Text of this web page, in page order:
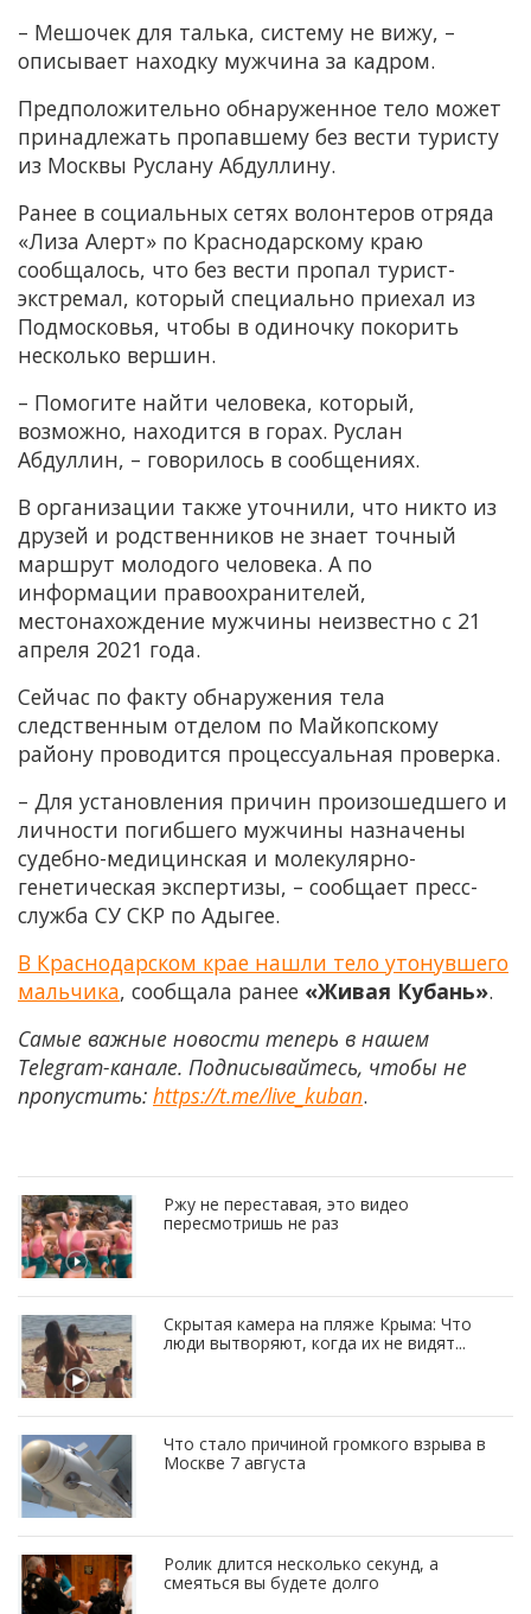
– Мешочек для талька, систему не вижу, –
описывает находку мужчина за кадром.
Предположительно обнаруженное тело может
принадлежать пропавшему без вести туристу
из Москвы Руслану Абдуллину.
Ранее в социальных сетях волонтеров отряда
«Лиза Алерт» по Краснодарскому краю
сообщалось, что без вести пропал турист-
экстремал, который специально приехал из
Подмосковья, чтобы в одиночку покорить
несколько вершин.
– Помогите найти человека, который,
возможно, находится в горах. Руслан
Абдуллин, – говорилось в сообщениях.
В организации также уточнили, что никто из
друзей и родственников не знает точный
маршрут молодого человека. А по
информации правоохранителей,
местонахождение мужчины неизвестно с 21
апреля 2021 года.
Сейчас по факту обнаружения тела
следственным отделом по Майкопскому
району проводится процессуальная проверка.
– Для установления причин произошедшего и
личности погибшего мужчины назначены
судебно-медицинская и молекулярно-
генетическая экспертизы, – сообщает пресс-
служба СУ СКР по Адыгее.
В Краснодарском крае нашли тело утонувшего
мальчика, сообщала ранее «Живая Кубань».
Самые важные новости теперь в нашем
Telegram-канале. Подписывайтесь, чтобы не
пропустить: https://t.me/live_kuban.
Ржу не переставая, это видео
пересмотришь не раз
Скрытая камера на пляже Крыма: Что
люди вытворяют, когда их не видят...
Что стало причиной громкого взрыва в
Москве 7 августа
Ролик длится несколько секунд, а
смеяться вы будете долго